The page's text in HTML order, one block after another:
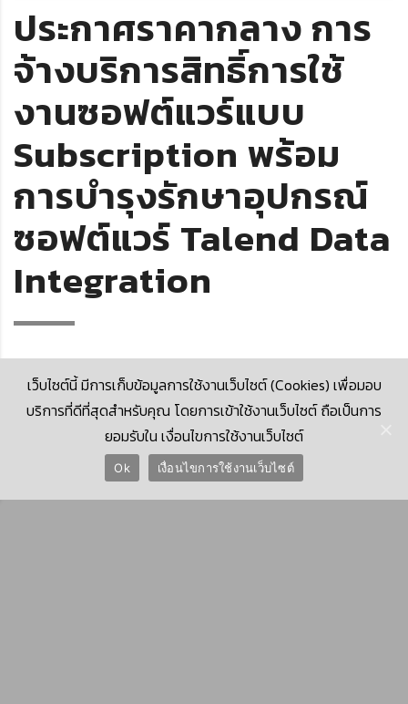
ประกาศราคากลาง การ
จ้างบริการสิทธิ์การใช้
งานซอฟต์แวร์แบบ
Subscription พร้อม
การบำรุงรักษาอุปกรณ์
ซอฟต์แวร์ Talend Data
Integration
© 2026 Krungthai Computer Services Co., Ltd. (KTCS)
เว็บไซต์นี้ มีการเก็บข้อมูลการใช้งานเว็บไซต์ (Cookies) เพื่อมอบ
บริการที่ดีที่สุดสำหรับคุณ โดยการเข้าใช้งานเว็บไซต์ ถือเป็นการ
ยอมรับใน เงื่อนไขการใช้งานเว็บไซต์
Ok เงื่อนไขการใช้งานเว็บไซต์